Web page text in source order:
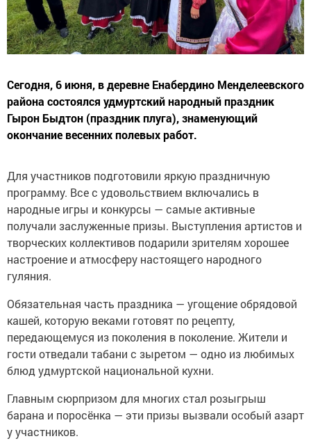
Сегодня, 6 июня, в деревне Енабердино Менделеевского
района состоялся удмуртский народный праздник
Гырон Быдтон (праздник плуга), знаменующий
окончание весенних полевых работ.
Для участников подготовили яркую праздничную
программу. Все с удовольствием включались в
народные игры и конкурсы — самые активные
получали заслуженные призы. Выступления артистов и
творческих коллективов подарили зрителям хорошее
настроение и атмосферу настоящего народного
гуляния.
Обязательная часть праздника — угощение обрядовой
кашей, которую веками готовят по рецепту,
передающемуся из поколения в поколение. Жители и
гости отведали табани с зыретом — одно из любимых
блюд удмуртской национальной кухни.
Главным сюрпризом для многих стал розыгрыш
барана и поросёнка — эти призы вызвали особый азарт
у участников.